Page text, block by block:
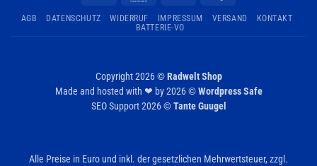
AGB DATENSCHUTZ WIDERRUF IMPRESSUM VERSAND
KONTAKT
BATTERIE-VO
Copyright 2026 ©Radwelt Shop
Made and hosted with ❤ by 2026 ©Wordpress Safe
SEO Support 2026 ©Tante Guugel
Alle Preise in Euro und inkl. der gesetzlichen Mehrwertsteuer, zzgl.